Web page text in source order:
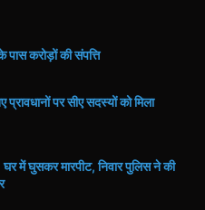
पास करोड़ों की संपत्ति
पर सीए सदस्यों को मिला
में घुसकर मारपीट, निवार पुलिस ने की